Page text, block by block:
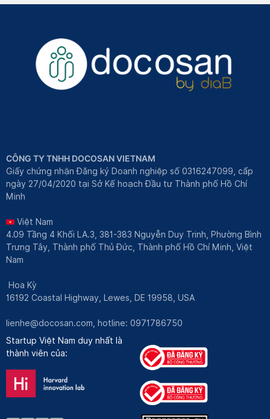
CÔNG TY TNHH DOCOSAN VIETNAM
Giấy chứng nhận Đăng ký Doanh nghiệp số 0316247099, cấp
ngày 27/04/2020 tại Sở Kế hoạch Đầu tư Thành phố Hồ Chí
Minh
Việt Nam
4.09 Tầng 4 Khối LA.3, 381-383 Nguyễn Duy Trinh, Phường Bình
Trưng Tây, Thành phố Thủ Đức, Thành phố Hồ Chí Minh, Việt
Nam
Hoa Kỳ
16192 Coastal Highway, Lewes, DE 19958, USA
lienhe@docosan.com, hotline: 0971786750
Startup Việt Nam duy nhất là
thành viên của: